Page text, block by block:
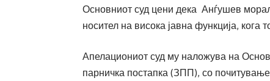
Основниот суд цени дека Анѓушев
носител на висока јавна функција, кога
Апелациониот суд му наложува на
парничка постапка (ЗПП), со